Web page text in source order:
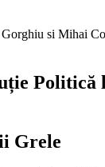
Politică
Grele